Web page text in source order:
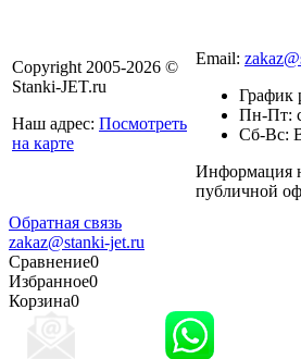
Copyright 2005-2026 ©
Stanki-JET.ru
Наш адрес: Посмотреть
на карте
Email:
График
Пн-Пт:
Сб-Вс:
Информация
публичной
Обратная связь
zakaz@stanki-jet.ru
Сравнение0
Избранное0
Корзина0